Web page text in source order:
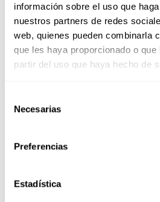
información sobre el uso que
nuestros partners de redes
web, quienes pueden combinarla
que les haya proporcionado o que
partir del uso que haya hecho de
Necesarias
Preferencias
Estadística